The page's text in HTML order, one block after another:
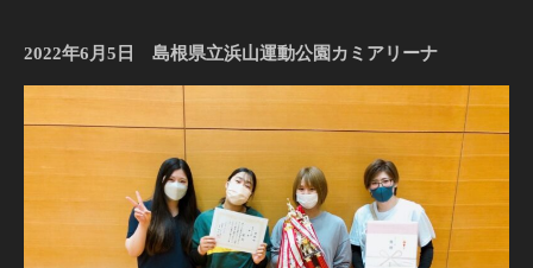
2022年6月5日 島根県立浜山運動公園カミアリーナ